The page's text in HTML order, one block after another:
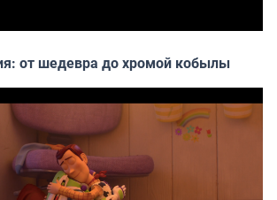
от шедевра до хромой кобылы